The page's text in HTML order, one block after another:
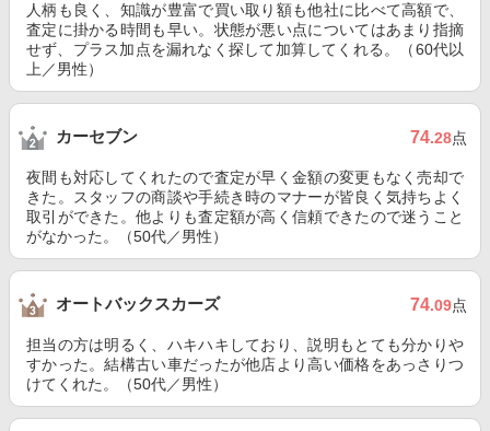
人柄も良く、知識が豊富で買い取り額も他社に比べて高額で、
査定に掛かる時間も早い。状態が悪い点についてはあまり指摘
せず、プラス加点を漏れなく探して加算してくれる。（60代以
上／男性）
カーセブン 74.28点
夜間も対応してくれたので査定が早く金額の変更もなく売却で
きた。スタッフの商談や手続き時のマナーが皆良く気持ちよく
取引ができた。他よりも査定額が高く信頼できたので迷うこと
がなかった。（50代／男性）
オートバックスカーズ 74.09点
担当の方は明るく、ハキハキしており、説明もとても分かりや
すかった。結構古い車だったが他店より高い価格をあっさりつ
けてくれた。（50代／男性）